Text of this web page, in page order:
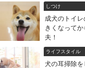
しつけ
成犬のトイ
きくなって
夫！
ライフスタイル
犬の耳掃除